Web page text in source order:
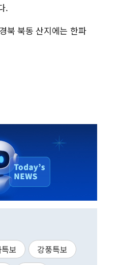
.
북 북동 산지에는 한파
보
강풍특보